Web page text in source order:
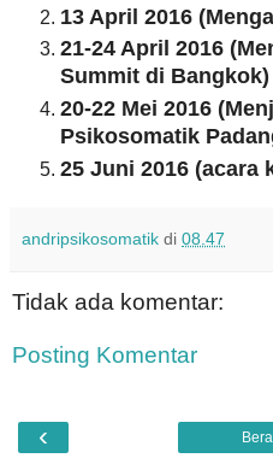
13 April 2016
21-24 April 2016
Summit di Bangkok)
20-22 Mei 2016
Psikosomatik
25 Juni 2016 (acara
andripsikosomatik di 08.47
Tidak ada komentar:
Posting Komentar
‹